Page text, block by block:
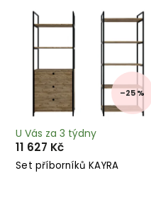
–25 %
Set příborníků KAYRA
U Vás za 3 týdny
11 627 Kč